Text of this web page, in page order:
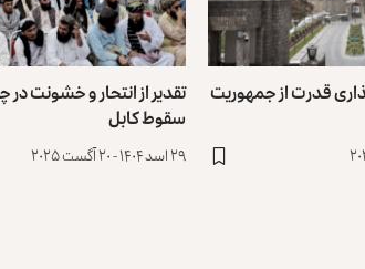
قدرت از جمهوریت تقدیر از انتحار و خشونت
سقوط کابل
۲۹ اسد ۱۴۰۴ - ۲۰ آگست ۲۰۲۵